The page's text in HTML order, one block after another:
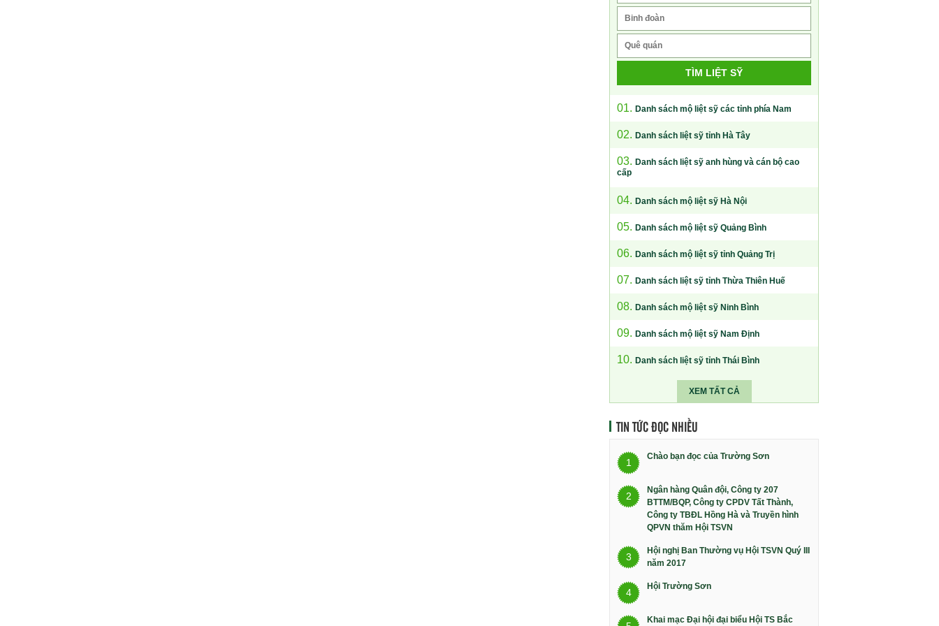
TÌM LIỆT SỸ
01. Danh sách mộ liệt sỹ các tỉnh phía Nam
02. Danh sách liệt sỹ tỉnh Hà Tây
03. Danh sách liệt sỹ anh hùng và cán bộ cao
cấp
04. Danh sách mộ liệt sỹ Hà Nội
05. Danh sách mộ liệt sỹ Quảng Bình
06. Danh sách mộ liệt sỹ tỉnh Quảng Trị
07. Danh sách liệt sỹ tỉnh Thừa Thiên Huế
08. Danh sách mộ liệt sỹ Ninh Bình
09. Danh sách mộ liệt sỹ Nam Định
10. Danh sách liệt sỹ tỉnh Thái Bình
XEM TẤT CẢ
TIN TỨC ĐỌC NHIỀU
1
Chào bạn đọc của Trường Sơn
2
Ngân hàng Quân đội, Công ty 207
BTTM/BQP, Công ty CPDV Tất Thành,
Công ty TBĐL Hồng Hà và Truyền hình
QPVN thăm Hội TSVN
3
Hội nghị Ban Thường vụ Hội TSVN Quý III
năm 2017
4
Hội Trường Sơn
Khai mạc Đại hội đại biểu Hội TS Bắc